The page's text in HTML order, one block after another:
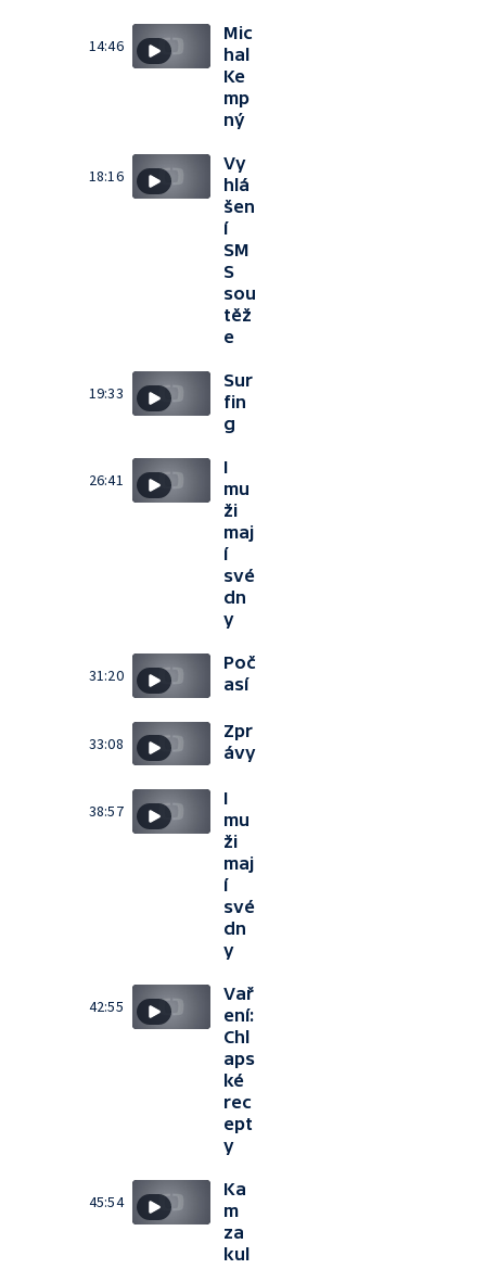
14:46
Mic
hal
Ke
mp
ný
18:16
Vy
hlá
šen
í
SM
S
sou
těž
e
19:33
Sur
fin
g
26:41
I
mu
ži
maj
í
své
dn
y
31:20
Poč
así
33:08
Zpr
ávy
38:57
I
mu
ži
maj
í
své
dn
y
42:55
Vař
ení:
Chl
aps
ké
rec
ept
y
45:54
Ka
m
za
kul